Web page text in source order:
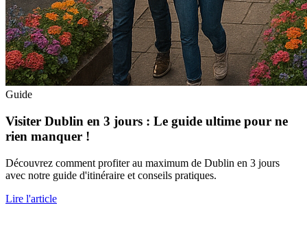
Guide
Visiter Dublin en 3 jours : Le guide ultime pour ne
rien manquer !
Découvrez comment profiter au maximum de Dublin en 3 jours
avec notre guide d'itinéraire et conseils pratiques.
Lire l'article